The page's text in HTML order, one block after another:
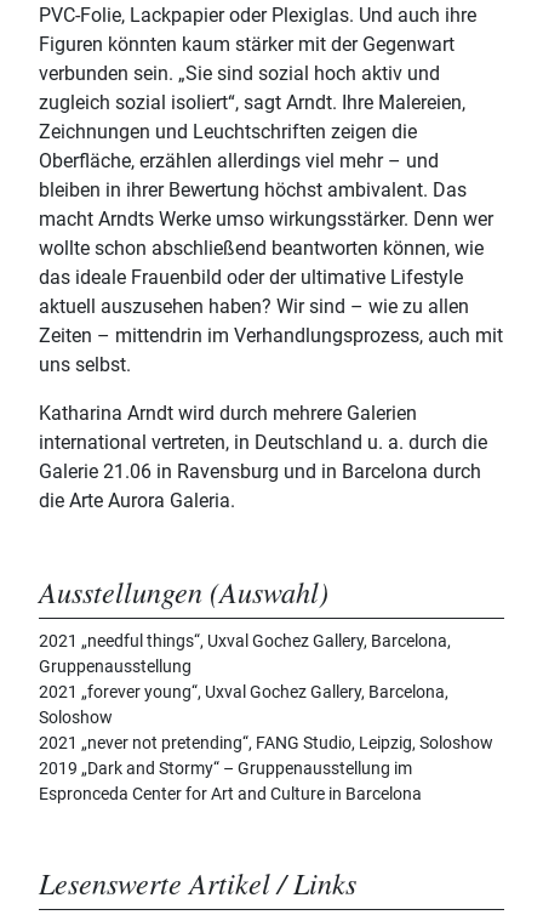
PVC-Folie, Lackpapier oder Plexiglas. Und auch ihre
Figuren könnten kaum stärker mit der Gegenwart
verbunden sein. „Sie sind sozial hoch aktiv und
zugleich sozial isoliert“, sagt Arndt. Ihre Malereien,
Zeichnungen und Leuchtschriften zeigen die
Oberfläche, erzählen allerdings viel mehr – und
bleiben in ihrer Bewertung höchst ambivalent. Das
macht Arndts Werke umso wirkungsstärker. Denn wer
wollte schon abschließend beantworten können, wie
das ideale Frauenbild oder der ultimative Lifestyle
aktuell auszusehen haben? Wir sind – wie zu allen
Zeiten – mittendrin im Verhandlungsprozess, auch mit
uns selbst.
Katharina Arndt wird durch mehrere Galerien
international vertreten, in Deutschland u. a. durch die
Galerie 21.06 in Ravensburg und in Barcelona durch
die Arte Aurora Galeria.
Ausstellungen (Auswahl)
2021 „needful things“, Uxval Gochez Gallery, Barcelona,
Gruppenausstellung
2021 „forever young“, Uxval Gochez Gallery, Barcelona,
Soloshow
2021 „never not pretending“, FANG Studio, Leipzig, Soloshow
2019 „Dark and Stormy“ – Gruppenausstellung im
Espronceda Center for Art and Culture in Barcelona
Lesenswerte Artikel / Links